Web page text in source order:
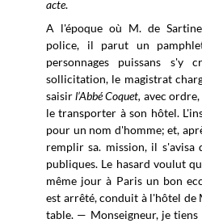
acte.
A l'époque où M. de
police, il parut un
personnages puissans s'y
sollicitation, le magistrat
saisirl’Abbé Coquet, avec
le transporter à son hôtel.
pour un nom d'homme; et,
remplir sa. mission, il s'avisa
publiques. Le hasard voulut
même jour à Paris un bon
est arrêté, conduit à l'hôtel de
table. — Monseigneur, je